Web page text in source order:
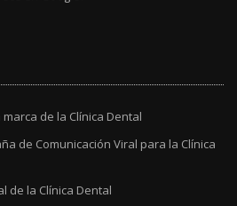
de la Clínica Dental
de Comunicación Viral para la Clínica
de la Clínica Dental